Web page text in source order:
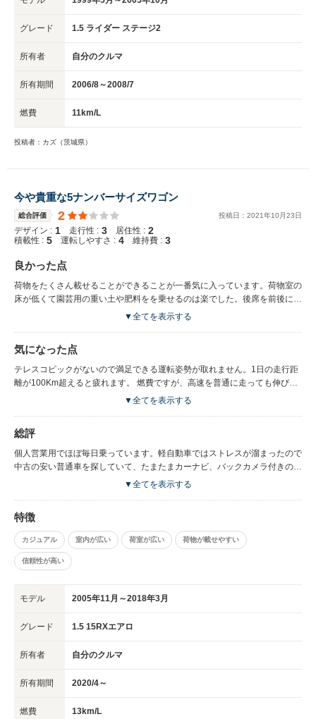
グレード 1.5 ライダー ステージ2
所有者 自分のクルマ
所有期間 2006/8～2008/7
燃費 11km/L
投稿者：カズ（茨城県）
今や貴重な5ナンバーサイズワゴン
総合評価 2 投稿日： 2021年10 月23日
デザイン : 1 走行性 : 3 居住性 : 2
積載性 : 5 運転しやすさ : 4 維持費 : 3
良かった点
荷物をたくさん載せることができることが一番気に入っています。荷物室の
床が低くて園芸用の重い土や肥料をを乗せるのは楽でした。後席を前後にス
ライドさせることができることもよかったです。不安感を感じさせない車体
キを踏む機会も減って疲労感もあまり感じませんでした。とはいえ、今どき
のACC付きの車が欲しいです。 1500CCエンジンは必要十分で軽自動車と
は比較になりません。回すとうるさくなって燃費も思っている以上に悪化す
和です。ただ、ガソリンスタンドの機械式洗車機にかけると、ものすごい音
がするので、遮音にはお金をかけていないように思います。
▼全てを表示する
気になった点
テレスコピックがないので満足できる運転姿勢が取れません。1日の走行距
離が100Km超えると疲れます。 燃費ですが、高速を普通に走っても伸びま
せん。高速でおそらく１５Kくらい、信号の多い一般国道で１０K前後くら
なくアクセルを多め人踏んだだけです。神経を逆なでするメッセージよりも
燃費計、温度計、時計をつけてほしかったです。装備品の優先順位が間違っ
ていると思います。 タイヤが安物のせいもありますが、道路の細かな凹凸
がします。 運転席のシートの背中のサポートが悪くて体重をかけるとべこ
べこします。背もたれに1枚薄いクッションを挟んだらましになりました
が、背もたれが薄いように思います。
▼全てを表示する
総評
個人営業用でほぼ毎日乗っています。軽自動車ではストレスが溜まったので
中古の安い普通車を探していて、たまたまカーナビ、バックカメラ付きの低
価格車が家の近所の中古車店にあったので衝動買いしました。ワゴンが欲し
お勧めしません。若者向けアウトドア目的のコンセプトは私には理解できま
せんでした。私の年齢から言って当然なのでしょうが。
▼全てを表示する
特徴
カジュアル 室内が広い 荷室が広い 荷物が載せやすい
信頼性が高い
モデル 2005年11月～2018年3月
グレード 1.5 15RXエアロ
所有者 自分のクルマ
所有期間 2020/4～
燃費 13km/L